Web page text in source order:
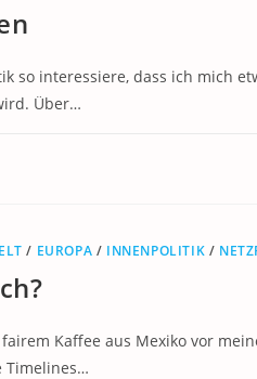
so interessiere, dass ich mich
Über…
/ EUROPA / INNENPOLITIK /
Kaffee aus Mexiko vor
Timelines…